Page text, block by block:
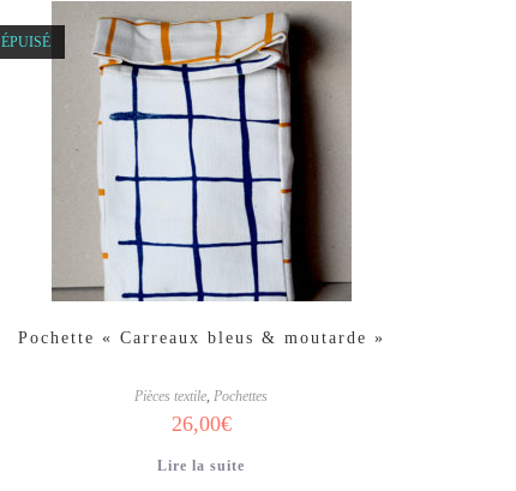
ÉPUISÉ
Pochette « Carreaux bleus & moutarde »
Pièces textile,Pochettes
26,00€
Lire la suite